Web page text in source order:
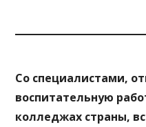
Со специалистами,
воспитательную
колледжах страны,